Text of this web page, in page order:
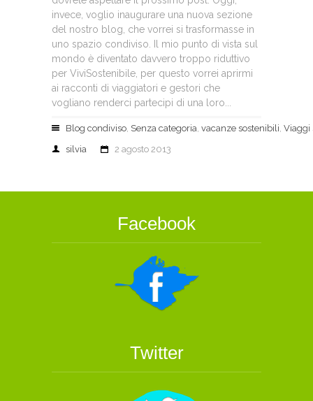
invece, voglio inaugurare una nuova sezione
del nostro blog, che vorrei si trasformasse in
uno spazio condiviso. Il mio punto di vista sul
mondo è diventato davvero troppo riduttivo
per ViviSostenibile, per questo vorrei aprirmi
ai racconti di viaggiatori e gestori che
vogliano renderci partecipi di una loro...
Blog condiviso, Senza categoria, vacanze sostenibili, Viaggi
silvia
2 agosto 2013
Facebook
Twitter